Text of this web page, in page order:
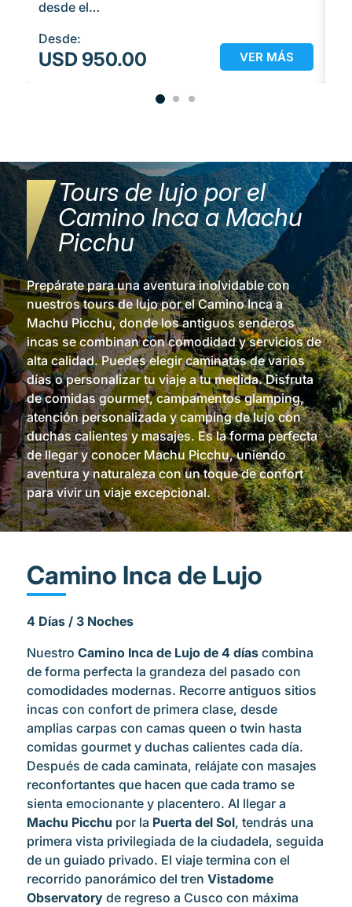
desde el…
Desde:
USD 950.00 VER MÁS
Tours de lujo por el
Camino Inca a Machu
Picchu
Prepárate para una aventura inolvidable con
nuestros tours de lujo por el Camino Inca a
Machu Picchu, donde los antiguos senderos
incas se combinan con comodidad y servicios de
alta calidad. Puedes elegir caminatas de varios
días o personalizar tu viaje a tu medida. Disfruta
de comidas gourmet, campamentos glamping,
atención personalizada y camping de lujo con
duchas calientes y masajes. Es la forma perfecta
de llegar y conocer Machu Picchu, uniendo
aventura y naturaleza con un toque de confort
para vivir un viaje excepcional.
Camino Inca de Lujo
4 Días / 3 Noches
Nuestro Camino Inca de Lujo de 4 díascombina
de forma perfecta la grandeza del pasado con
comodidades modernas. Recorre antiguos sitios
incas con confort de primera clase, desde
amplias carpas con camas queen o twin hasta
comidas gourmet y duchas calientes cada día.
Después de cada caminata, relájate con masajes
reconfortantes que hacen que cada tramo se
sienta emocionante y placentero. Al llegar a
Machu Picchu por la Puerta del Sol, tendrás una
primera vista privilegiada de la ciudadela, seguida
de un guiado privado. El viaje termina con el
recorrido panorámico del tren Vistadome
Observatoryde regreso a Cusco con máxima